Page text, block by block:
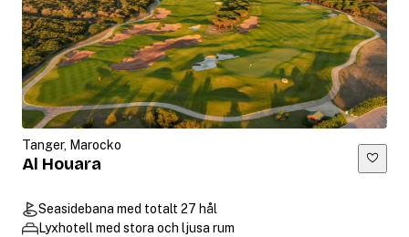
Tanger, Marocko
Al Houara
Seasidebana med totalt 27 hål
Lyxhotell med stora och ljusa rum